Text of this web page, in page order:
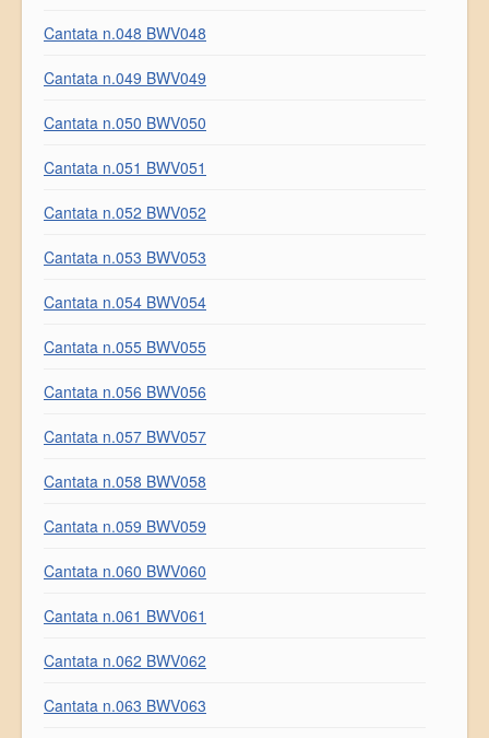
Cantata n.048 BWV048
Cantata n.049 BWV049
Cantata n.050 BWV050
Cantata n.051 BWV051
Cantata n.052 BWV052
Cantata n.053 BWV053
Cantata n.054 BWV054
Cantata n.055 BWV055
Cantata n.056 BWV056
Cantata n.057 BWV057
Cantata n.058 BWV058
Cantata n.059 BWV059
Cantata n.060 BWV060
Cantata n.061 BWV061
Cantata n.062 BWV062
Cantata n.063 BWV063